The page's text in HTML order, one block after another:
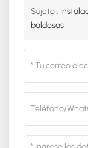
Sujeto :
baldosas